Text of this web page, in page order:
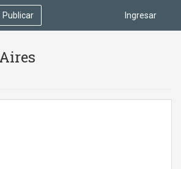
Ingresar
Publicar